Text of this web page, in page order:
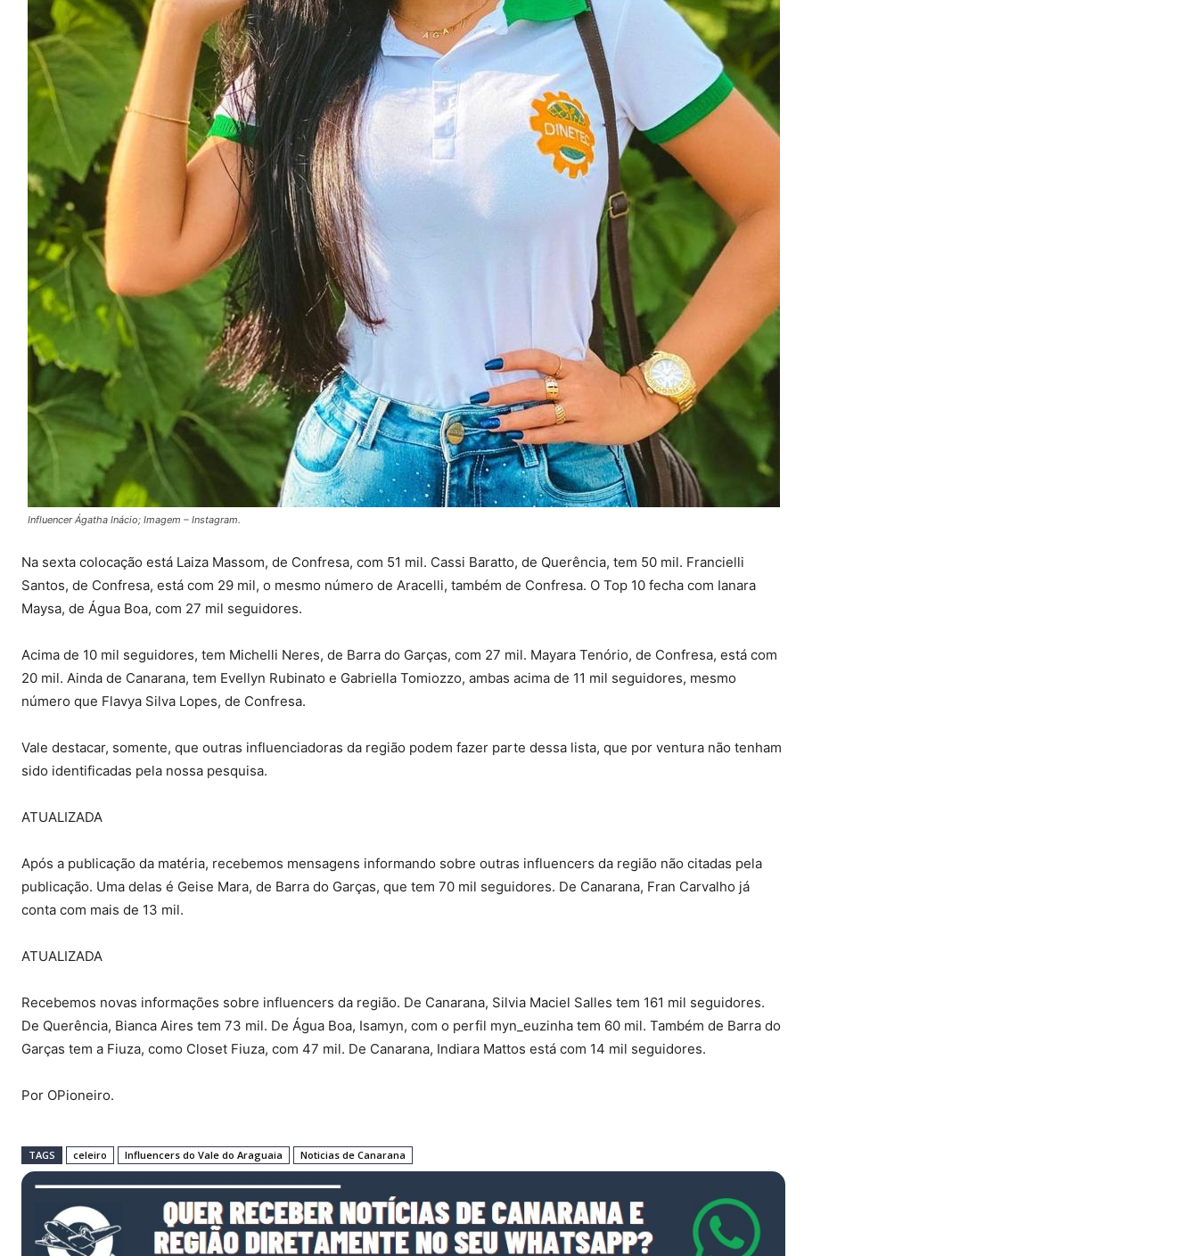
Influencer Ágatha Inácio; Imagem – Instagram.
Na sexta colocação está Laiza Massom, de Confresa, com 51 mil. Cassi Baratto, de Querência, tem 50 mil. Francielli
Santos, de Confresa, está com 29 mil, o mesmo número de Aracelli, também de Confresa. O Top 10 fecha com Ianara
Maysa, de Água Boa, com 27 mil seguidores.
Acima de 10 mil seguidores, tem Michelli Neres, de Barra do Garças, com 27 mil. Mayara Tenório, de Confresa, está com
20 mil. Ainda de Canarana, tem Evellyn Rubinato e Gabriella Tomiozzo, ambas acima de 11 mil seguidores, mesmo
número que Flavya Silva Lopes, de Confresa.
Vale destacar, somente, que outras influenciadoras da região podem fazer parte dessa lista, que por ventura não tenham
sido identificadas pela nossa pesquisa.
ATUALIZADA
Após a publicação da matéria, recebemos mensagens informando sobre outras influencers da região não citadas pela
publicação. Uma delas é Geise Mara, de Barra do Garças, que tem 70 mil seguidores. De Canarana, Fran Carvalho já
conta com mais de 13 mil.
ATUALIZADA
Recebemos novas informações sobre influencers da região. De Canarana, Silvia Maciel Salles tem 161 mil seguidores.
De Querência, Bianca Aires tem 73 mil. De Água Boa, Isamyn, com o perfil myn_euzinha tem 60 mil. Também de Barra do
Garças tem a Fiuza, como Closet Fiuza, com 47 mil. De Canarana, Indiara Mattos está com 14 mil seguidores.
Por OPioneiro.
TAGS celeiro Influencers do Vale do Araguaia Noticias de Canarana